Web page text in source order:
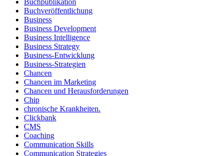
Buchpublikation
Buchveröffentlichung
Business
Business Development
Business Intelligence
Business Strategy
Business-Entwicklung
Business-Strategien
Chancen
Chancen im Marketing
Chancen und Herausforderungen
Chip
chronische Krankheiten.
Clickbank
CMS
Coaching
Communication Skills
Communication Strategies